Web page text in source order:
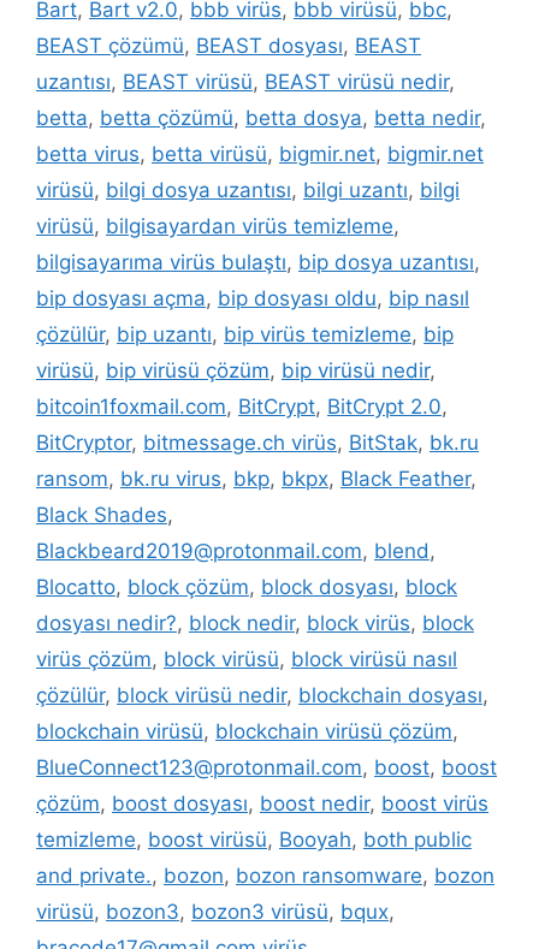
Bart, Bart v2.0, bbb virüs, bbb virüsü, bbc,
BEAST çözümü, BEAST dosyası, BEAST
uzantısı, BEAST virüsü, BEAST virüsü nedir,
betta, betta çözümü, betta dosya, betta nedir,
betta virus, betta virüsü, bigmir.net, bigmir.net
virüsü, bilgi dosya uzantısı, bilgi uzantı, bilgi
virüsü, bilgisayardan virüs temizleme,
bilgisayarıma virüs bulaştı, bip dosya uzantısı,
bip dosyası açma, bip dosyası oldu, bip nasıl
çözülür, bip uzantı, bip virüs temizleme, bip
virüsü, bip virüsü çözüm, bip virüsü nedir,
bitcoin1foxmail.com, BitCrypt, BitCrypt 2.0,
BitCryptor, bitmessage.ch virüs, BitStak, bk.ru
ransom, bk.ru virus, bkp, bkpx, Black Feather,
Black Shades,
Blackbeard2019@protonmail.com, blend,
Blocatto, block çözüm, block dosyası, block
dosyası nedir?, block nedir, block virüs, block
virüs çözüm, block virüsü, block virüsü nasıl
çözülür, block virüsü nedir, blockchain dosyası,
blockchain virüsü, blockchain virüsü çözüm,
BlueConnect123@protonmail.com, boost, boost
çözüm, boost dosyası, boost nedir, boost virüs
temizleme, boost virüsü, Booyah, both public
and private., bozon, bozon ransomware, bozon
virüsü, bozon3, bozon3 virüsü, bqux,